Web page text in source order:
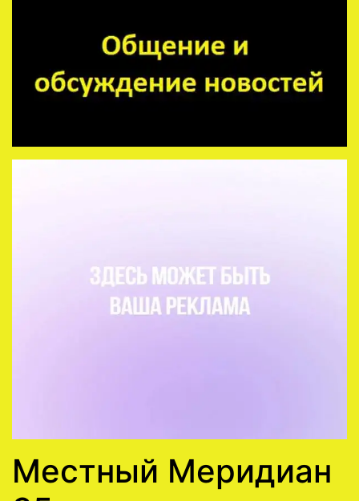
Местный Меридиан